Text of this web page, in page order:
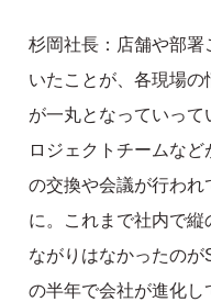
杉岡社長：店舗や部署
いたことが、各現場
が一丸となっていっ
ロジェクトチームな
の交換や会議が行わ
に。これまで社内で
ながりはなかったのが
の半年で会社が進化し